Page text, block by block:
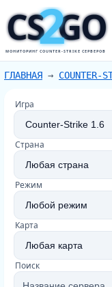
CS GO
2
МОНИТОРИНГ COUNTER-STRIKE СЕРВЕРОВ
ГЛАВНАЯ → COUNTER-
Игра
Страна
Режим
Карта
Поиск